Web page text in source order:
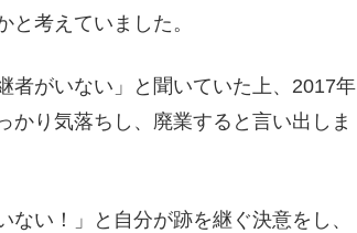
考えていました。
者がいない」と聞いていた上、2017年
かり気落ちし、廃業すると言い出しま
い！」と自分が跡を継ぐ決意をし、